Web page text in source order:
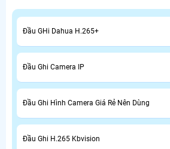
Đầu GHi Dahua H.265+
Đầu Ghi Camera IP
Đầu Ghi Hình Camera Giá Rẻ Nên Dùng
Đầu Ghi H.265 Kbvision